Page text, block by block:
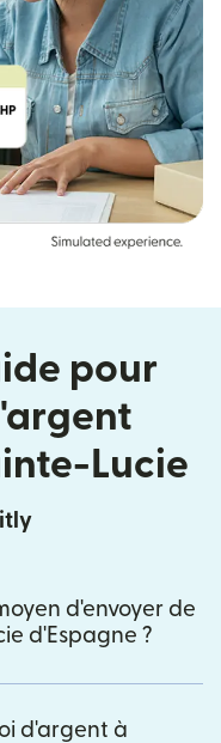
pour
Lucie
d'envoyer de
d'Espagne ?
d'argent à